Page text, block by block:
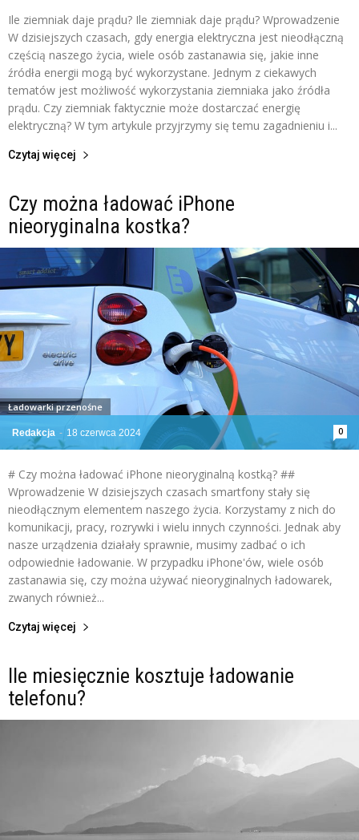
Ile ziemniak daje prądu? Ile ziemniak daje prądu? Wprowadzenie
W dzisiejszych czasach, gdy energia elektryczna jest nieodłączną
częścią naszego życia, wiele osób zastanawia się, jakie inne
źródła energii mogą być wykorzystane. Jednym z ciekawych
tematów jest możliwość wykorzystania ziemniaka jako źródła
prądu. Czy ziemniak faktycznie może dostarczać energię
elektryczną? W tym artykule przyjrzymy się temu zagadnieniu i...
Czytaj więcej
Czy można ładować iPhone
nieoryginalna kostka?
Redakcja - 18 czerwca 2024 0
Ładowarki przenośne
# Czy można ładować iPhone nieoryginalną kostką? ##
Wprowadzenie W dzisiejszych czasach smartfony stały się
nieodłącznym elementem naszego życia. Korzystamy z nich do
komunikacji, pracy, rozrywki i wielu innych czynności. Jednak aby
nasze urządzenia działały sprawnie, musimy zadbać o ich
odpowiednie ładowanie. W przypadku iPhone'ów, wiele osób
zastanawia się, czy można używać nieoryginalnych ładowarek,
zwanych również...
Czytaj więcej
Ile miesięcznie kosztuje ładowanie
telefonu?